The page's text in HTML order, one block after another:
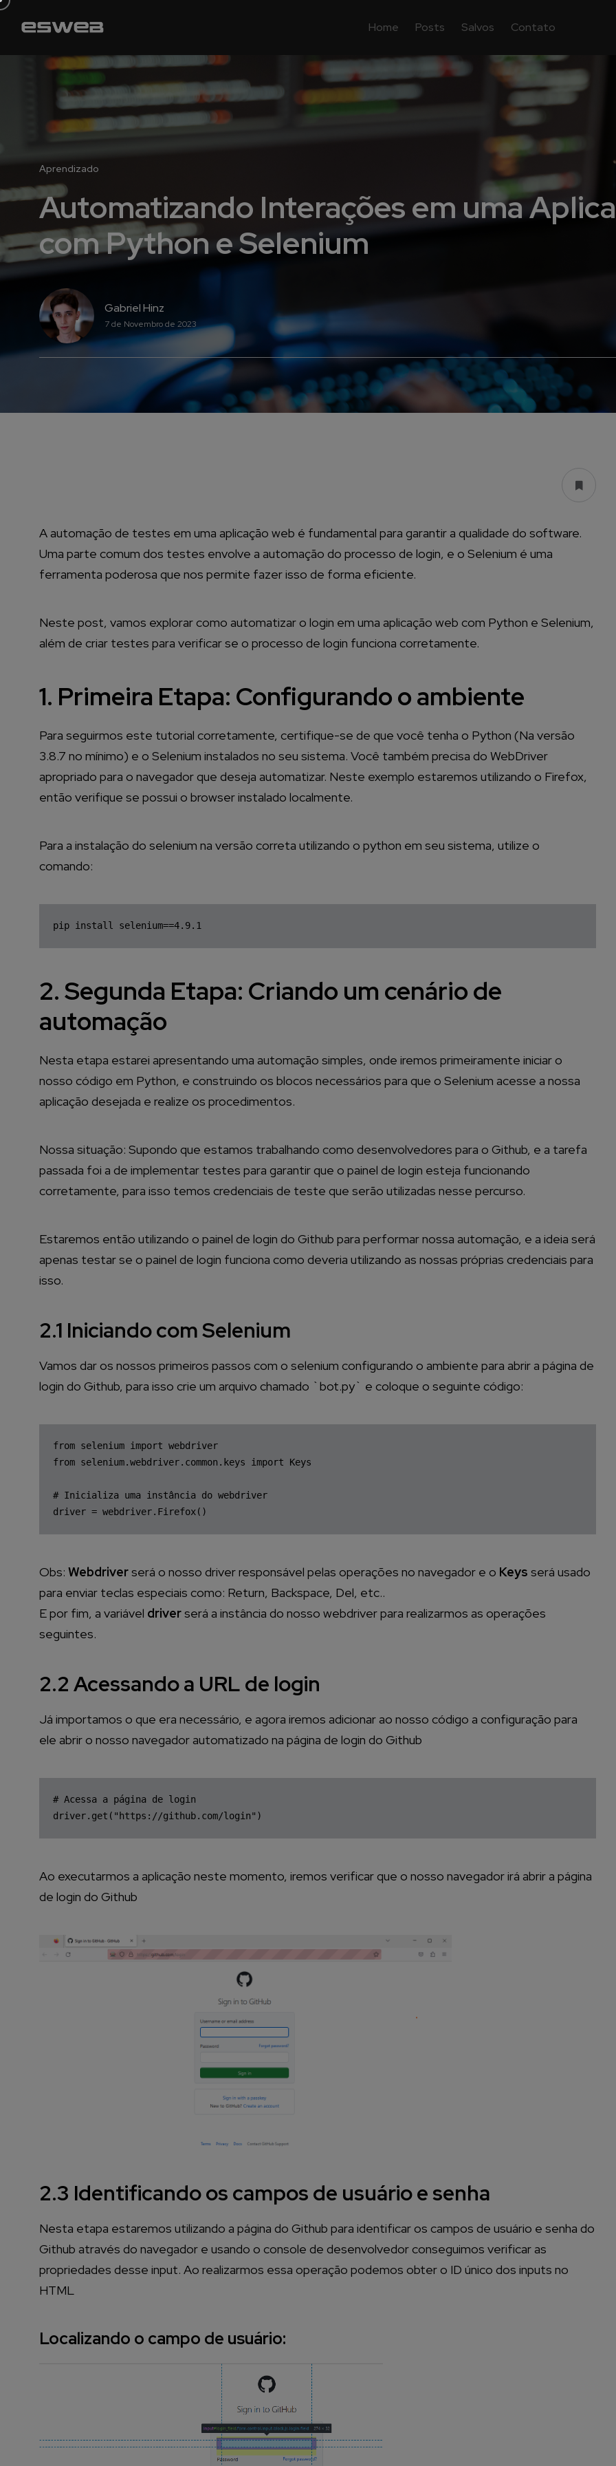
Home Posts Salvos Contato
Aprendizado
Automatizando Interações em uma
com Python e Selenium
Gabriel Hinz
7 de Novembro de 2023
A automação de testes em uma aplicação web é fundamental para garantir a qualidade do software.
Uma parte comum dos testes envolve a automação do processo de login, e o Selenium é uma
ferramenta poderosa que nos permite fazer isso de forma eficiente.
Neste post, vamos explorar como automatizar o login em uma aplicação web com Python e Selenium,
além de criar testes para verificar se o processo de login funciona corretamente.
1. Primeira Etapa: Configurando o ambiente
Para seguirmos este tutorial corretamente, certifique-se de que você tenha o Python (Na versão
3.8.7 no mínimo) e o Selenium instalados no seu sistema. Você também precisa do WebDriver
apropriado para o navegador que deseja automatizar. Neste exemplo estaremos utilizando o Firefox,
então verifique se possui o browser instalado localmente.
Para a instalação do selenium na versão correta utilizando o python em seu sistema, utilize o
comando:
2. Segunda Etapa: Criando um cenário de
automação
Nesta etapa estarei apresentando uma automação simples, onde iremos primeiramente iniciar o
nosso código em Python, e construindo os blocos necessários para que o Selenium acesse a nossa
aplicação desejada e realize os procedimentos.
Nossa situação: Supondo que estamos trabalhando como desenvolvedores para o Github, e a tarefa
passada foi a de implementar testes para garantir que o painel de login esteja funcionando
corretamente, para isso temos credenciais de teste que serão utilizadas nesse percurso.
Estaremos então utilizando o painel de login do Github para performar nossa automação, e a ideia será
apenas testar se o painel de login funciona como deveria utilizando as nossas próprias credenciais para
isso.
2.1 Iniciando com Selenium
Vamos dar os nossos primeiros passos com o selenium configurando o ambiente para abrir a página de
login do Github, para isso crie um arquivo chamado `bot.py` e coloque o seguinte código:
from selenium import
from selenium.webdriver.common.keys import Keys
# Inicializa uma instância do webdriver
driver = webdriver.Firefox()
Obs: Webdriverserá o nosso driver responsável pelas operações no navegador e o Keys será usado
para enviar teclas especiais como: Return, Backspace, Del, etc..
E por fim, a variável driverserá a instância do nosso webdriver para realizarmos as operações
seguintes.
2.2 Acessando a URL de login
Já importamos o que era necessário, e agora iremos adicionar ao nosso código a configuração para
ele abrir o nosso navegador automatizado na página de login do Github
# Acessa a página de login
driver.get( "https://github.com/login" )
Ao executarmos a aplicação neste momento, iremos verificar que o nosso navegador irá abrir a página
de login do Github
2.3 Identificando os campos de usuário e senha
Nesta etapa estaremos utilizando a página do Github para identificar os campos de usuário e senha do
Github através do navegador e usando o console de desenvolvedor conseguimos verificar as
propriedades desse input. Ao realizarmos essa operação podemos obter o ID único dos inputs no
HTML
Localizando o campo de usuário: